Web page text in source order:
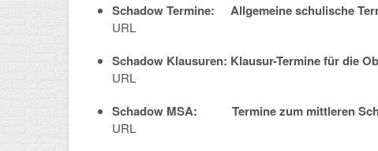
Schadow Termine: Allgemeine schulische
URL
Schadow Klausuren: Klausur-Termine für die
URL
Schadow MSA: Termine zum mittleren
URL